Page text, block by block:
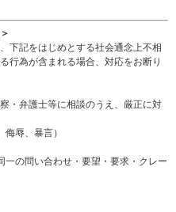
下記をはじめとする社会通念上不相
行為が含まれる場合、対応をお断り
・弁護士等に相談のうえ、厳正に対
辱、暴言）
の問い合わせ・要望・要求・クレー